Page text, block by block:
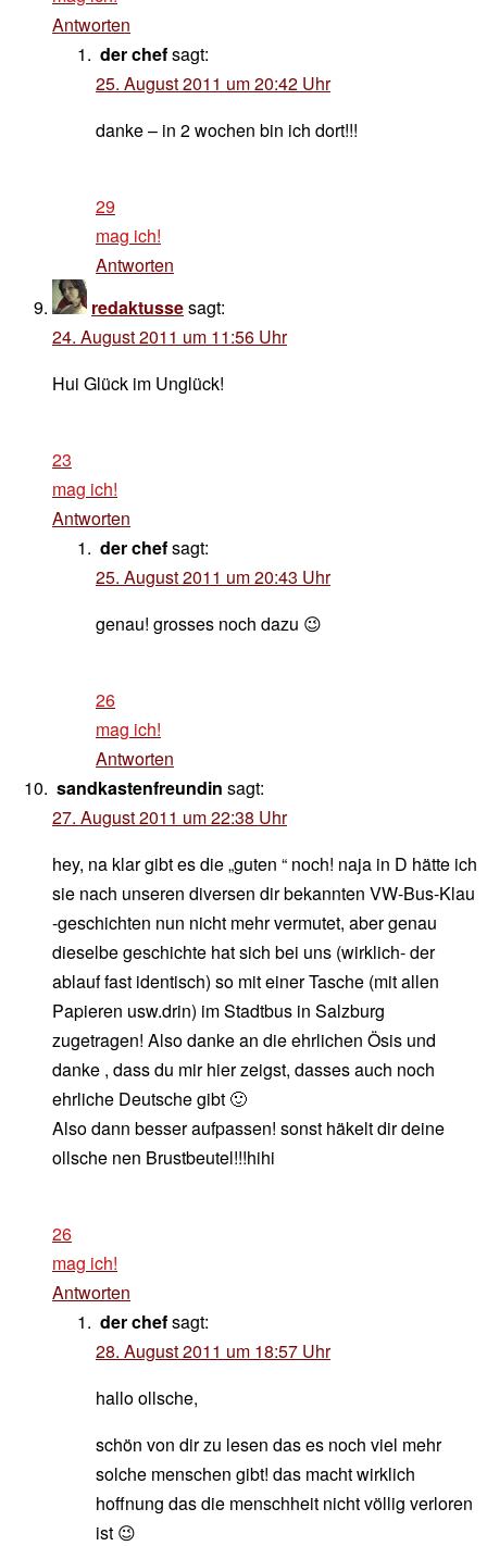
Antworten
der chefsagt:
25. August 2011 um 20:42 Uhr
danke – in 2 wochen bin ich dort!!!
29
mag ich!
Antworten
redaktussesagt:
24. August 2011 um 11:56 Uhr
Hui Glück im Unglück!
23
mag ich!
Antworten
der chefsagt:
25. August 2011 um 20:43 Uhr
genau! grosses noch dazu 😉
26
mag ich!
Antworten
sandkastenfreundin sagt:
27. August 2011 um 22:38 Uhr
hey, na klar gibt es die „guten “ noch! naja in D hätte ich
sie nach unseren diversen dir bekannten VW-Bus-Klau
-geschichten nun nicht mehr vermutet, aber genau
dieselbe geschichte hat sich bei uns (wirklich- der
ablauf fast identisch) so mit einer Tasche (mit allen
Papieren usw.drin) im Stadtbus in Salzburg
zugetragen! Also danke an die ehrlichen Ösis und
danke , dass du mir hier zeigst, dasses auch noch
ehrliche Deutsche gibt 🙂
Also dann besser aufpassen! sonst häkelt dir deine
ollsche nen Brustbeutel!!!hihi
26
mag ich!
Antworten
der chefsagt:
28. August 2011 um 18:57 Uhr
hallo ollsche,
schön von dir zu lesen das es noch viel mehr
solche menschen gibt! das macht wirklich
hoffnung das die menschheit nicht völlig verloren
ist 😉